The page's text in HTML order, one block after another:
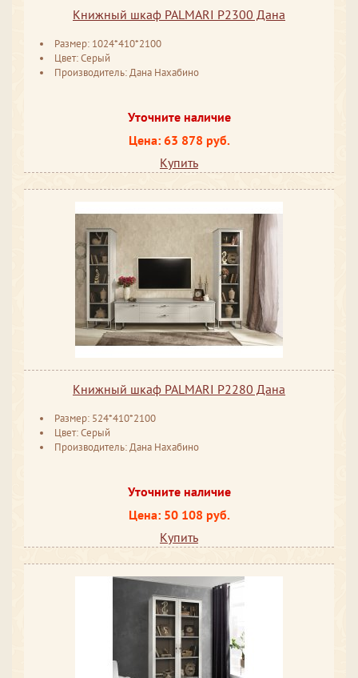
Книжный шкаф PALMARI P2300 Дана
Размер: 1024*410*2100
Цвет: Серый
Производитель: Дана Нахабино
Уточните наличие
Цена: 63 878 руб.
Купить
Книжный шкаф PALMARI P2280 Дана
Размер: 524*410*2100
Цвет: Серый
Производитель: Дана Нахабино
Уточните наличие
Цена: 50 108 руб.
Купить